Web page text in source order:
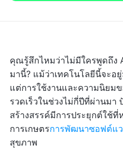
คุณรู้สึกไหมว่าไม่มีใครพูดถึง
มานี้? แม้ว่าเทคโนโลยีนี้จะอ
แต่การใช้งานและความนิยม
รวดเร็วในช่วงไม่กี่ปีที่ผ่านมา
สร้างสรรค์มีการประยุกต์ใช้
การเกษตรการพัฒนาซอฟต์แ
สุขภาพ